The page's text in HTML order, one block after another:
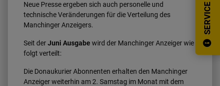
SERVICE
Neue Presse ergeben sich auch personelle und
technische Veränderungen für die Verteilung des
Manchinger Anzeigers.
Seit derJuni Ausgabe wird der Manchinger Anzeiger wie
folgt verteilt:
Die Donaukurier Abonnenten erhalten den Manchinger
Anzeiger weiterhin am 2. Samstag im Monat mit dem